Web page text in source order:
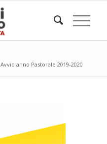
Avvio anno Pastorale 2019-2020